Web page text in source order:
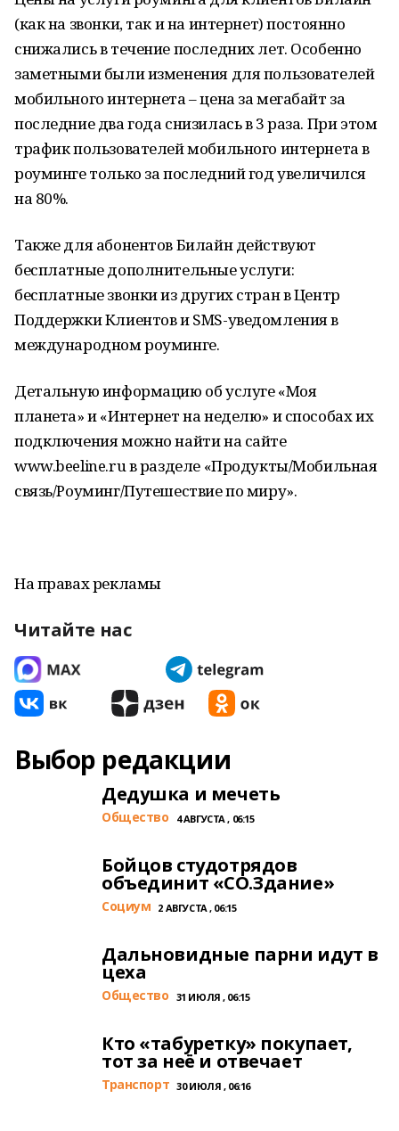
(как на звонки, так и на интернет) постоянно
снижались в течение последних лет. Особенно
заметными были изменения для пользователей
мобильного интернета – цена за мегабайт за
последние два года снизилась в 3 раза. При этом
трафик пользователей мобильного интернета в
роуминге только за последний год увеличился
на 80%.
Также для абонентов Билайн действуют
бесплатные дополнительные услуги:
бесплатные звонки из других стран в Центр
Поддержки Клиентов и SMS-уведомления в
международном роуминге.
Детальную информацию об услуге «Моя
планета» и «Интернет на неделю» и способах их
подключения можно найти на сайте
www.beeline.ru в разделе «Продукты/Мобильная
связь/Роуминг/Путешествие по миру».
На правах рекламы
Читайте нас
Выбор редакции
Дедушка и мечеть
Общество 4 АВГУСТА , 06:15
Бойцов студотрядов
объединит «СО.Здание»
Cоциум 2 АВГУСТА , 06:15
Дальновидные парни идут в
цеха
Общество 31 ИЮЛЯ , 06:15
Кто «табуретку» покупает,
тот за неё и отвечает
Транспорт 30 ИЮЛЯ , 06:16